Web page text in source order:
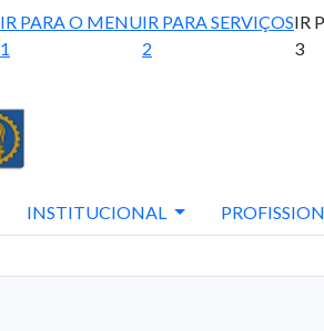
IR PARA O MENU
1
IR PARA SERVIÇOS
2
IR
3
INSTITUCIONAL